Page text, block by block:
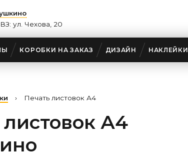
ул. Чехова, 20
КОРОБКИ НА ЗАКАЗ ДИЗАЙН НАКЛЕЙКИ
› Печать листовок А4
А4